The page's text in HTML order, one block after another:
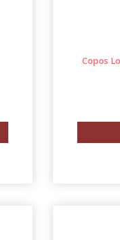
Copos